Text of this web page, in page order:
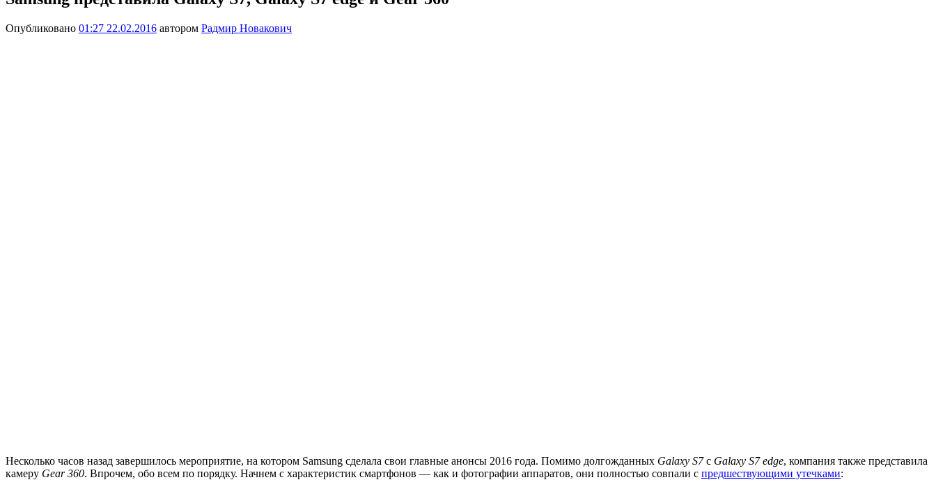
Опубликовано 01:27 22.02.2016 автором Радмир Новакович
Несколько часов назад завершилось мероприятие, на котором Samsung сделала свои главные анонсы 2016 года. Помимо долгожданных Galaxy S7с Galaxy S7 edge, компания также представила
камеру Gear 360. Впрочем, обо всем по порядку. Начнем с характеристик смартфонов — как и фотографии аппаратов, они полностью совпали с предшествующими утечками: